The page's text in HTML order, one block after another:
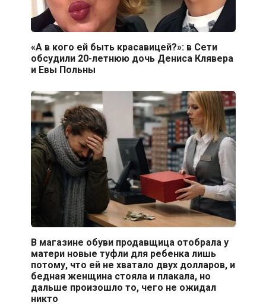
«А в кого ей быть красавицей?»: в Сети
обсудили 20-летнюю дочь Дениса Клявера
и Евы Польны
В магазине обуви продавщица отобрала у
матери новые туфли для ребенка лишь
потому, что ей не хватало двух долларов, и
бедная женщина стояла и плакала, но
дальше произошло то, чего не ожидал
никто